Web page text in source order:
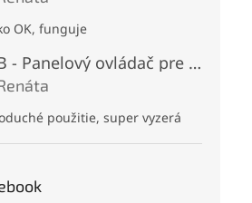
produktu je 5 z 5 hviezdičiek.
OK, funguje
B4-B - Panelový ovládač pre RGB+CCT LED, Čierny, Batériový 2xAAA (3V), Magnetický, RF 2,4GHz, 4 zóny
produktu je 5 z 5 hviezdičiek.
použitie, super vyzerá